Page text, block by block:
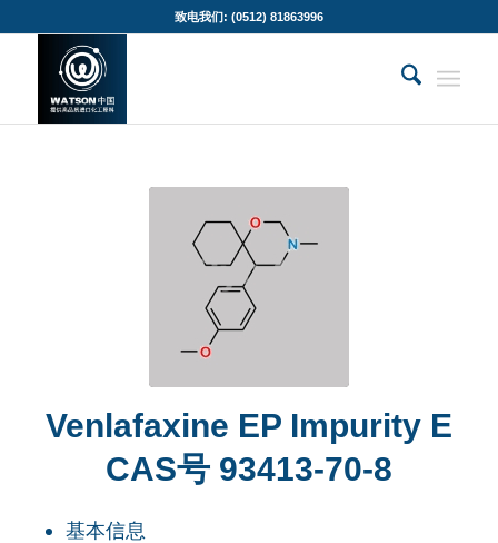
致电我们: (0512) 81863996
Venlafaxine EP Impurity E
CAS号 93413-70-8
基本信息